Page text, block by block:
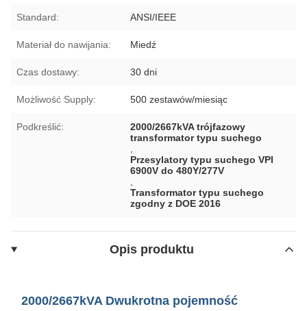
Standard: ANSI/IEEE
Materiał do nawijania: Miedź
Czas dostawy: 30 dni
Możliwość Supply: 500 zestawów/miesiąc
Podkreślić:
2000/2667kVA trójfazowy
transformator typu suchego
Przesylatory typu suchego VPI
6900V do 480Y/277V
Transformator typu suchego
zgodny z DOE 2016
Opis produktu
2000/2667kVA Dwukrotna pojemność